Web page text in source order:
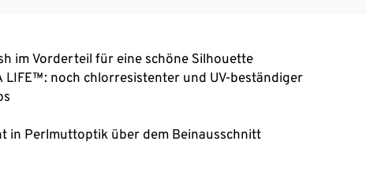
im Vorderteil für eine schöne Silhouette
LIFE™: noch chlorresistenter und UV-beständiger
in Perlmuttoptik über dem Beinausschnitt
die Cups 70 – 80B, Gr. 40 und 42 für die Cups 75 – 85B und
Cups 80 – 90 C und 80 – 90 D